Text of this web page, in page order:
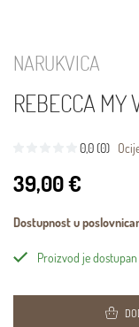
NARUKVICA
REBECCA MY
0,0 (0)
39,00 €
Dostupnost u
Proizvod je dostupan